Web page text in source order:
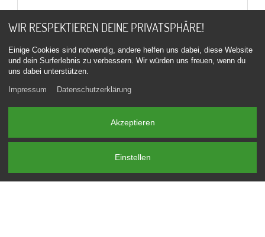
Von: Jörg Am: 08.06.2026
Eintrag: 1874
Ein super Team die beiden, es sitzt jeder Handgriff,
besser als jede BMW Werkstatt. Top Arbeit zu einem
umschlagbaren Preis und dazu noch viele nützliche
Tipps erhalten. Jederzeit wieder, vielen Dank und viele
WIR RESPEKTIEREN DEINE PRIVATSPHÄRE!
Einige Cookies sind notwendig, andere helfen uns dabei, diese Website
und dein Surferlebnis zu verbessern. Wir würden uns freuen, wenn du
uns dabei unterstützen.
Impressum Datenschutzerklärung
Akzeptieren
Einstellen